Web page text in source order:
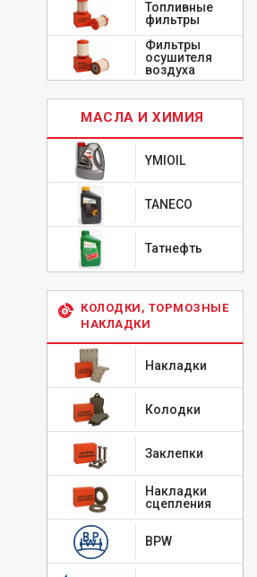
Топливные
фильтры
Фильтры
осушителя
воздуха
МАСЛА И ХИМИЯ
YMIOIL
TANECO
Татнефть
КОЛОДКИ, ТОРМОЗНЫЕ
НАКЛАДКИ
Накладки
Колодки
Заклепки
Накладки
сцепления
BPW